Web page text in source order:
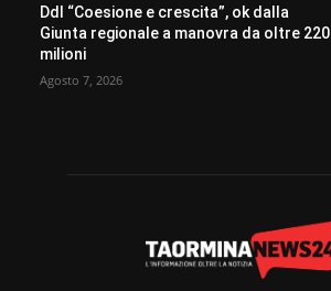
Ddl “Coesione e crescita”, ok dalla
Giunta regionale a manovra da oltre 220
milioni
Agosto 7, 2026